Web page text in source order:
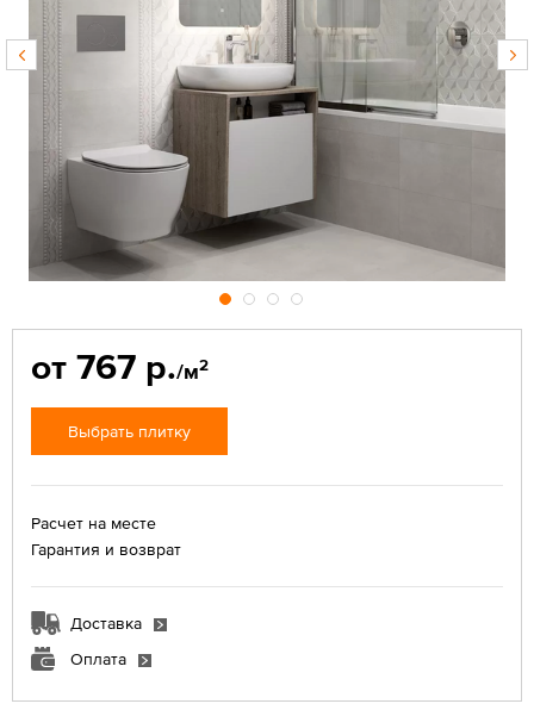
от 767 р./м2
Выбрать плитку
Расчет на месте
Гарантия и возврат
Доставка
Оплата